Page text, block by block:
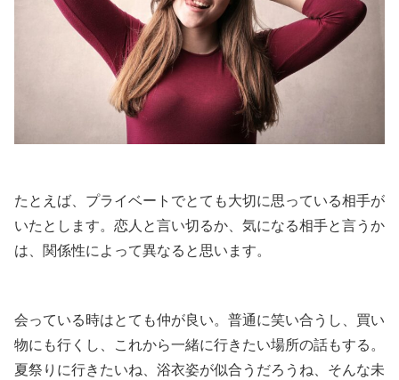
たとえば、プライベートでとても大切に思っている相手が
いたとします。恋人と言い切るか、気になる相手と言うか
は、関係性によって異なると思います。
会っている時はとても仲が良い。普通に笑い合うし、買い
物にも行くし、これから一緒に行きたい場所の話もする。
夏祭りに行きたいね、浴衣姿が似合うだろうね、そんな未